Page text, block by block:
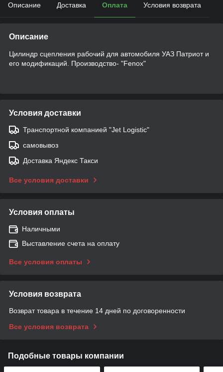
Описание Доставка Оплата Условия возврата
Описание
Цилиндр сцепления рабочий для автомобиля УАЗ Патриот и
его модификаций. Производство- "Fenox"
Условия доставки
Транспортной компанией "Jet Logistic"
самовывоз
Доставка Яндекс Такси
Все условия доставки
Условия оплаты
Наличными
Выставление счета на оплату
Все условия оплаты
Условия возврата
Возврат товара в течение 14 дней по договоренности
Все условия возврата
Подобные товары компании